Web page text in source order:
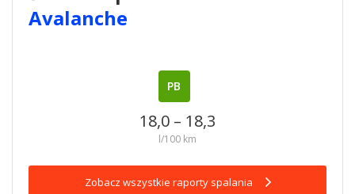
Avalanche
PB
18,0 – 18,3
l/100 km
Zobacz wszystkie raporty spalania